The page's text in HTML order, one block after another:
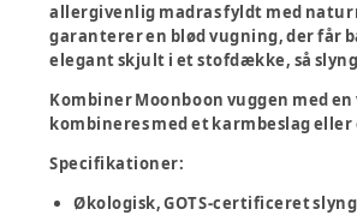
allergivenlig madras fyldt med
garanterer en blød vugning, der får
elegant skjult i et stofdække, så
Kombiner Moonboon vuggen med
kombineres med et karmbeslag
Specifikationer:
Økologisk, GOTS-certificeret